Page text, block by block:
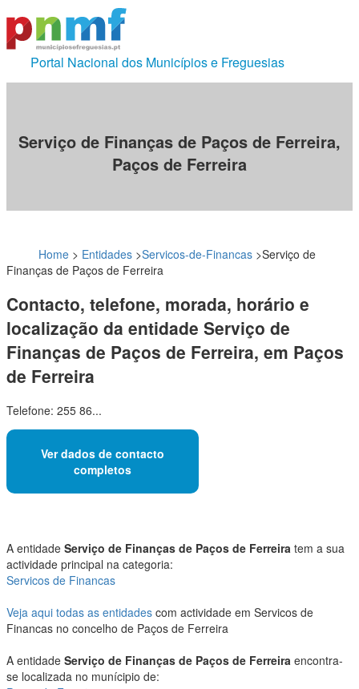
Portal Nacional dos Municípios e Freguesias
Serviço de Finanças de Paços de Ferreira,
Paços de Ferreira
Home > Entidades >Servicos-de-Financas >Serviço de
Finanças de Paços de Ferreira
Contacto, telefone, morada, horário e
localização da entidade Serviço de
Finanças de Paços de Ferreira, em Paços
de Ferreira
Telefone: 255 86...
Ver dados de contacto
completos
A entidade Serviço de Finanças de Paços de Ferreira tem a sua
actividade principal na categoria:
Servicos de Financas
Veja aqui todas as entidades com actividade em Servicos de
Financas no concelho de Paços de Ferreira
A entidade Serviço de Finanças de Paços de Ferreira encontra-
se localizada no munícipio de: